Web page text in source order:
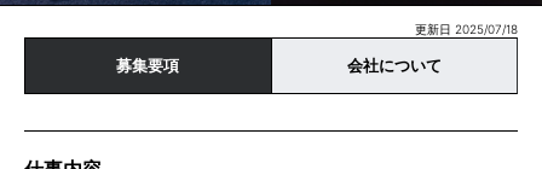
更新日 2025/07/18
募集要項 会社について